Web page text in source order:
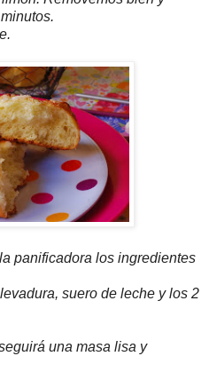
panificadora los ingredientes
suero de leche y los 2
una masa lisa y